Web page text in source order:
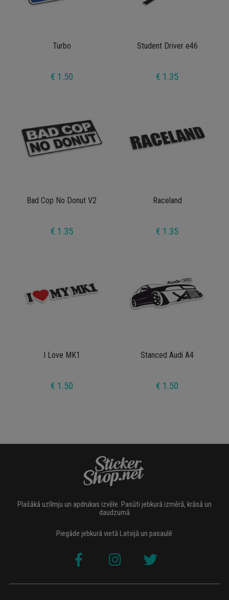
Turbo
€ 1.50
Student Driver e46
€ 1.35
Bad Cop No Donut V2
€ 1.35
Raceland
€ 1.35
I Love MK1
€ 1.50
Stanced Audi A4
€ 1.50
Plašākā uzlīmju un apdrukas izvēle. Pasūti jebkurā izmērā, krāsā un
daudzumā
Piegāde jebkurā vietā Latvijā un pasaulē